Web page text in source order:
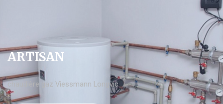
ARTISAN
chaudière gaz Viessmann Longvic